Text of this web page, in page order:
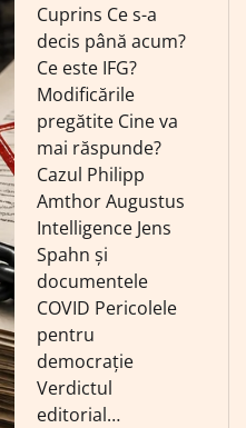
Cuprins Ce s-a
decis până acum?
Ce este IFG?
Modificările
pregătite Cine va
mai răspunde?
Cazul Philipp
Amthor Augustus
Intelligence Jens
Spahn și
documentele
COVID Pericolele
pentru
democrație
Verdictul
editorial…